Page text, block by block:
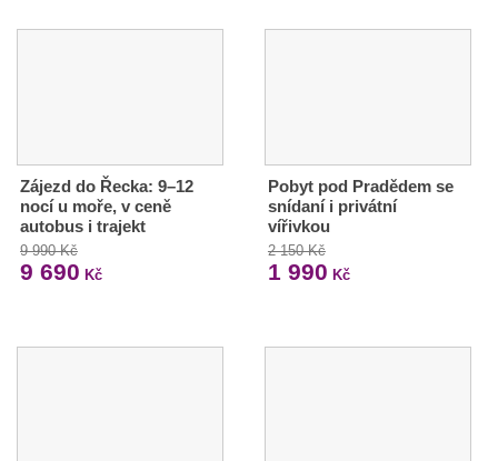
Zájezd do Řecka: 9–12
nocí u moře, v ceně
autobus i trajekt
9 990 Kč
9 690 Kč
Pobyt pod Pradědem se
snídaní i privátní
vířivkou
2 150 Kč
1 990 Kč